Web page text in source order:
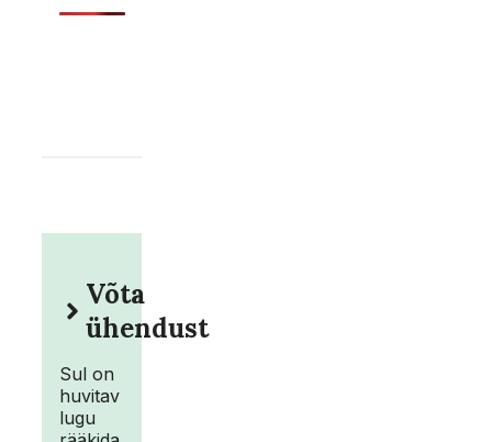
Võta
ühendust
Sul on
huvitav
lugu